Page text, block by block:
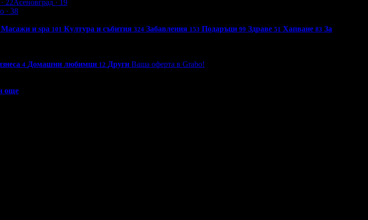
· 22Асеновград · 19
· 38
Масажи и spa 101 Култура и събития 324 Забавления 153 Подаръци 99 Здраве 51 Хапване 83 За
4 Домашни любимци 12 Други Ваша оферта в Grabo!
още